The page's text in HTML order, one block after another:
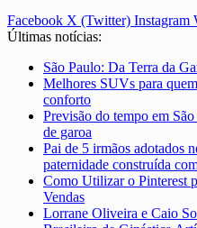
Facebook X (Twitter) Instagram
Últimas notícias:
São Paulo: Da Terra da
Melhores SUVs para
conforto
Previsão do tempo em
de garoa
Pai de 5 irmãos adotados
paternidade construída
Como Utilizar o Pinterest
Vendas
Lorrane Oliveira e Caio